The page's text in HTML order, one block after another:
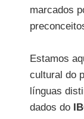
marcados
Estamos
cultural do
línguas
dados do